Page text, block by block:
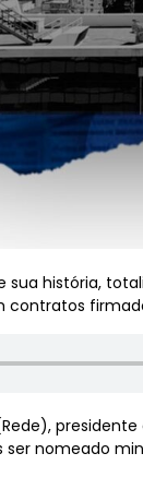
história,
contratos
nomeado